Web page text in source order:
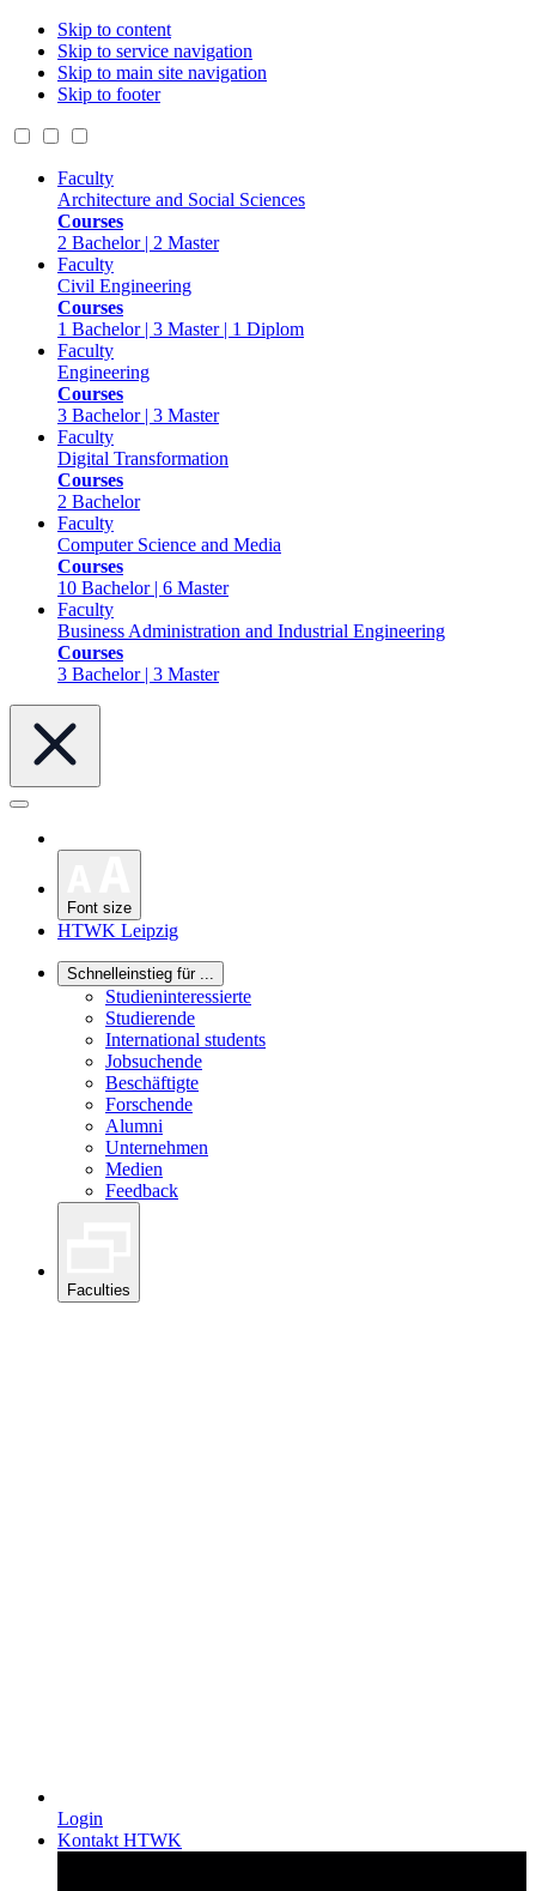
Skip to content
Skip to service navigation
Skip to main site navigation
Skip to footer
Faculty
Architecture and Social Sciences
Courses
2 Bachelor | 2 Master
Faculty
Civil Engineering
Courses
1 Bachelor | 3 Master | 1 Diplom
Faculty
Engineering
Courses
3 Bachelor | 3 Master
Faculty
Digital Transformation
Courses
2 Bachelor
Faculty
Computer Science and Media
Courses
10 Bachelor | 6 Master
Faculty
Business Administration and Industrial Engineering
Courses
3 Bachelor | 3 Master
Font size
HTWK Leipzig
Schnelleinstieg für ...
Studieninteressierte
Studierende
International students
Jobsuchende
Beschäftigte
Forschende
Alumni
Unternehmen
Medien
Feedback
Faculties
Login
Kontakt HTWK